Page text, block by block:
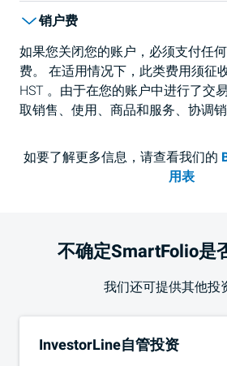
销户费
如果您关闭您的账户，必须支付任
费。 在适用情况下，此类费用须征
HST 。由于在您的账户中进行了交
取销售、使用、商品和服务、协调
如要了解更多信息，请查看我们的
用表
不确定SmartFolio是
我们还可提供其他投
InvestorLine自管投资